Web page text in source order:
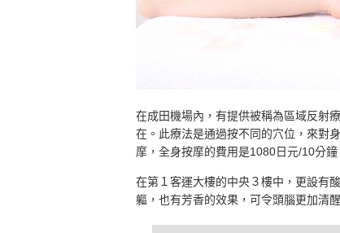
在成田機場內，有提供被稱為區域反射
在。此療法是通過按不同的穴位，來對
摩，全身按摩的費用是1080日元/10分
在第１客運大樓的中央３樓中，更設有
軀，也有芳香的效果，可令頭腦更加清